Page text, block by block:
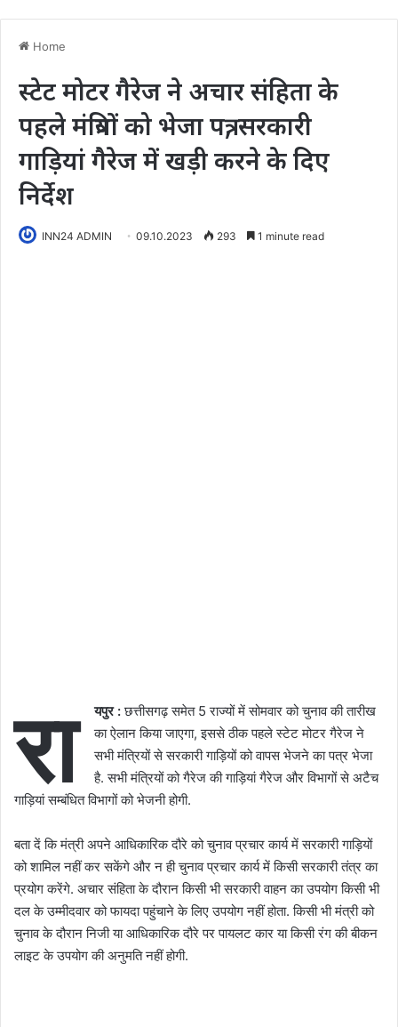
Home
स्टेट मोटर गैरेज ने अचार संहिता के
पहले मंत्रियों को भेजा पत्र, सरकारी
गाड़ियां गैरेज में खड़ी करने के दिए
निर्देश
INN24 ADMIN 09.10.2023 293 1 minute read
रा यपुर :छत्तीसगढ़ समेत 5 राज्यों में सोमवार को चुनाव की तारीख
का ऐलान किया जाएगा, इससे ठीक पहले स्टेट मोटर गैरेज ने
सभी मंत्रियों से सरकारी गाड़ियों को वापस भेजने का पत्र भेजा
है. सभी मंत्रियों को गैरेज की गाड़ियां गैरेज और विभागों से अटैच
गाड़ियां सम्बंधित विभागों को भेजनी होगी.
बता दें कि मंत्री अपने आधिकारिक दौरे को चुनाव प्रचार कार्य में सरकारी गाड़ियों
को शामिल नहीं कर सकेंगे और न ही चुनाव प्रचार कार्य में किसी सरकारी तंत्र का
प्रयोग करेंगे. अचार संहिता के दौरान किसी भी सरकारी वाहन का उपयोग किसी भी
दल के उम्‍मीदवार को फायदा पहुंचाने के लिए उपयोग नहीं होता. किसी भी मंत्री को
चुनाव के दौरान निजी या आधिकारिक दौरे पर पायलट कार या किसी रंग की बीकन
लाइट के उपयोग की अनुमति नहीं होगी.